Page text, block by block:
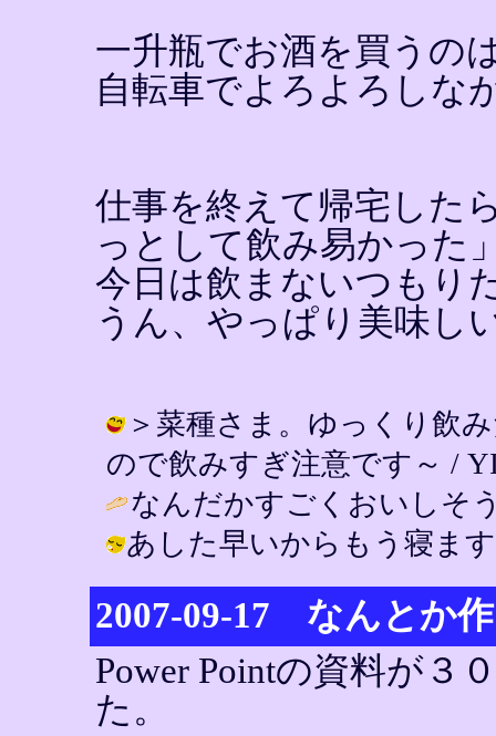
一升瓶でお酒を買うの
自転車でよろよろしな
仕事を終えて帰宅した
っとして飲み易かった
今日は飲まないつもり
うん、やっぱり美味し
＞菜種さま。ゆっくり飲
ので飲みすぎ注意です～ /
なんだかすごくおいしそ
あした早いからもう寝ま
2007-09-17 なんとか
Power Pointの資料が３
た。